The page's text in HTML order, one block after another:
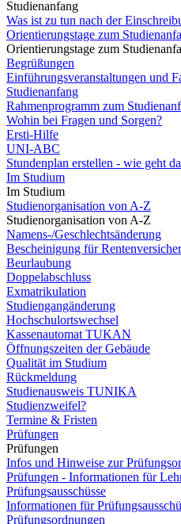
Studienanfang
Was ist zu tun nach der
Orientierungstage zum
Orientierungstage zum
Begrüßungen
Einführungsveranstaltungen und
Studienanfang
Rahmenprogramm zum
Wohin bei Fragen und Sorgen?
Ersti-Hilfe
UNI-ABC
Stundenplan erstellen - wie geht
Im Studium
Im Studium
Studienorganisation von A-Z
Studienorganisation von A-Z
Namens-/Geschlechtsänderung
Bescheinigung für
Beurlaubung
Doppelabschluss
Exmatrikulation
Studiengangänderung
Hochschulortswechsel
Kassenautomat TUKAN
Öffnungszeiten der Gebäude
Qualität im Studium
Rückmeldung
Studienausweis TUNIKA
Studienzweifel?
Termine & Fristen
Prüfungen
Prüfungen
Infos und Hinweise zur
Prüfungen - Informationen für
Prüfungsausschüsse
Informationen für
Prüfungsordnungen